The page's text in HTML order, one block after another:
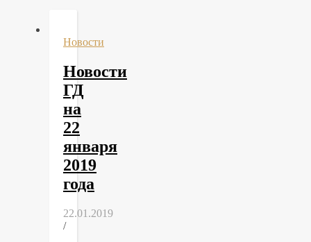
Новости
Новости
ГД
на
22
января
2019
года
22.01.2019
/